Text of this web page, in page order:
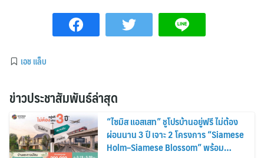
เอช แล็บ
ข่าวประชาสัมพันธ์ล่าสุด
“ไซมิส แอสเสท” ชูโปรบ้านอยู่ฟรี ไม่ต้อง
ผ่อนนาน 3 ปี เจาะ 2 โครงการ “Siamese
Holm–Siamese Blossom” พร้อม